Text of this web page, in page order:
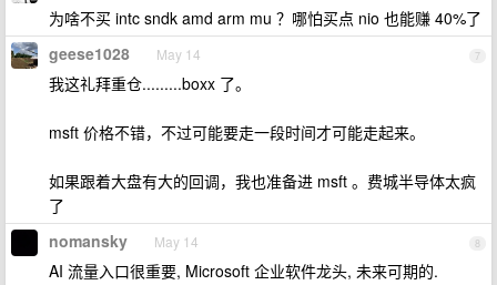
为啥不买 intc sndk amd arm mu ？哪怕买点 nio 也能赚 40%了
7
geese1028 May 14
我这礼拜重仓.........boxx 了。
msft 价格不错，不过可能要走一段时间才可能走起来。
如果跟着大盘有大的回调，我也准备进 msft 。费城半导体太疯
了
8
nomansky May 14
AI 流量入口很重要, Microsoft 企业软件龙头, 未来可期的.